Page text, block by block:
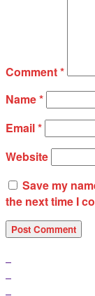
Comment*
Name*
Email*
Website
Save my
the next time I